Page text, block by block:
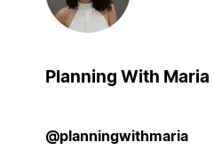
Planning With Maria
@planningwithmaria